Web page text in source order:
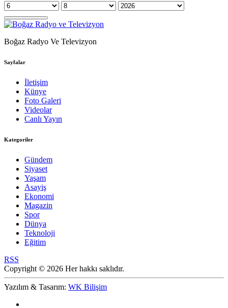
Boğaz Radyo Ve Televizyon
Sayfalar
İletişim
Künye
Foto Galeri
Videolar
Canlı Yayın
Kategoriler
Gündem
Siyaset
Yaşam
Asayiş
Ekonomi
Magazin
Spor
Dünya
Teknoloji
Eğitim
RSS
Copyright © 2026 Her hakkı saklıdır.
Yazılım & Tasarım: WK Bilişim